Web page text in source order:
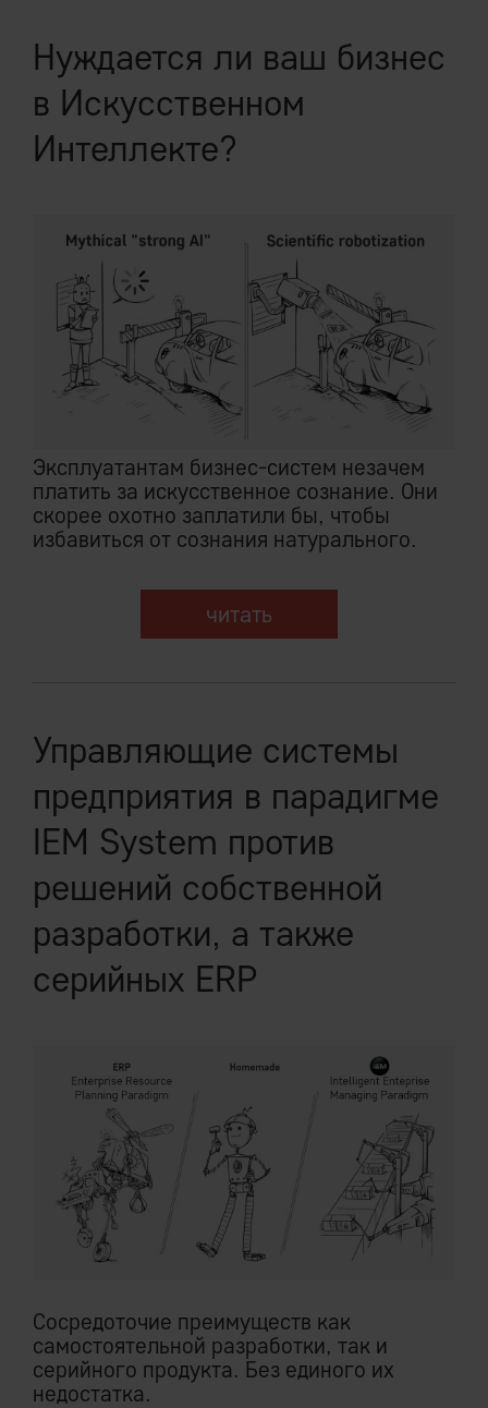
Нуждается ли ваш бизнес
в Искусственном
Интеллекте?
Эксплуатантам бизнес-систем незачем
платить за искусственное сознание. Они
скорее охотно заплатили бы, чтобы
избавиться от сознания натурального.
читать
Управляющие системы
предприятия в парадигме
IEM System против
решений собственной
разработки, а также
серийных ERP
Cocредоточие преимуществ как
самостоятельной разработки, так и
серийного продукта. Без единого их
недостатка.